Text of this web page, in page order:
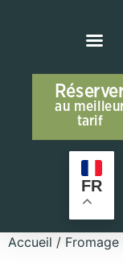
Réserver
au meilleur
tarif
FR
Accueil / Fromage